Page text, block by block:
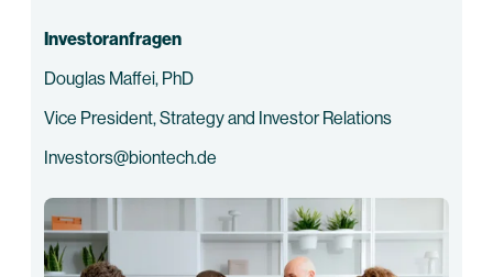
Investoranfragen
Douglas Maffei, PhD
Vice President, Strategy and Investor Relations
Investors@biontech.de